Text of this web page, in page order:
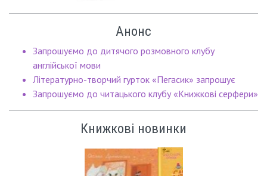
Анонс
Запрошуємо до дитячого розмовного клубу
англійської мови
Літературно-творчий гурток «Пегасик» запрошує
Запрошуємо до читацького клубу «Книжкові серфери»
Книжкові новинки